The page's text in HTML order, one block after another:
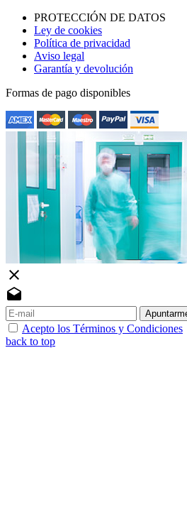
PROTECCIÓN DE DATOS
Ley de cookies
Política de privacidad
Aviso legal
Garantía y devolución
Formas de pago disponibles
close
drafts
Acepto los Términos y Condiciones
back to top